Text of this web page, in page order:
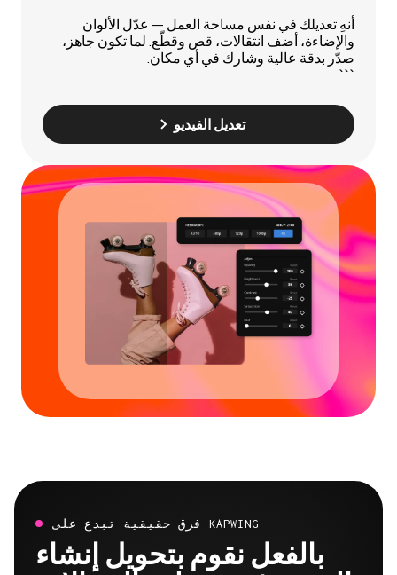
أنهِ تعديلك في نفس مساحة العمل — عدّل الألوان
والإضاءة، أضف انتقالات، قص وقطّع. لما تكون جاهز،
صدّر بدقة عالية وشارك في أي مكان.
```
تعديل الفيديو
فرق حقيقية تبدع على KAPWING
بالفعل نقوم بتحويل إنشاء